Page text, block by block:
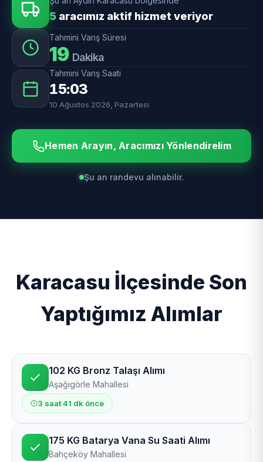
5 aracımız aktif hizmet veriyor
Tahmini Varış Süresi
19 Dakika
Tahmini Varış Saati
15:03
10 Ağustos 2026, Pazartesi
Hemen Arayın, Aracımızı Yönlendirelim
Şu an randevu alınabilir.
Karacasu İlçesinde Son
Yaptığımız Alımlar
102 KG Bronz Talaşı Alımı
Aşağıgörle Mahallesi
3 saat 41 dk önce
175 KG Batarya Vana Su Saati Alımı
Bahçeköy Mahallesi